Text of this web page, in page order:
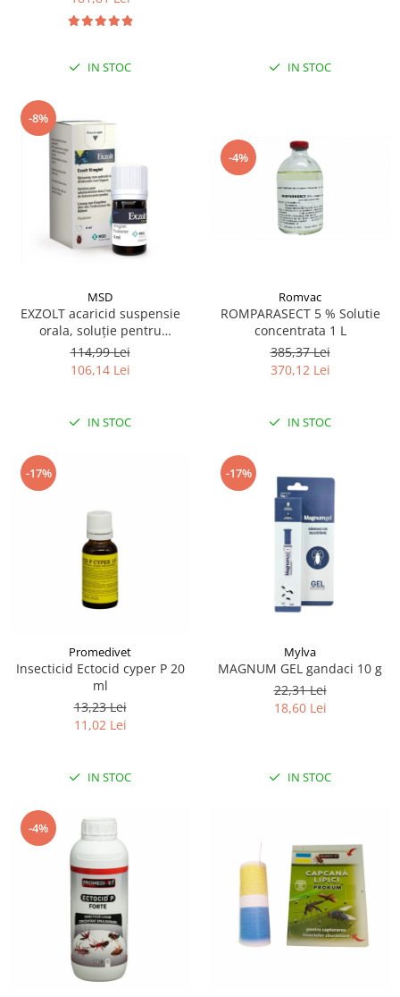
IN STOC IN STOC
-8%
MSD
EXZOLT acaricid suspensie
orala, soluție pentru
administrare în apa de băut
la pui 4ML
114,99 Lei
106,14 Lei
IN STOC
-4%
Romvac
ROMPARASECT 5 % Solutie
concentrata 1 L
385,37 Lei
370,12 Lei
IN STOC
-17%
Promedivet
Insecticid Ectocid cyper P 20
ml
13,23 Lei
11,02 Lei
IN STOC
-17%
Mylva
MAGNUM GEL gandaci 10 g
22,31 Lei
18,60 Lei
IN STOC
-4%